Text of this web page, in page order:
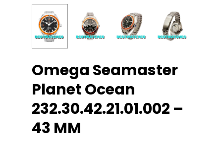
Omega Seamaster
Planet Ocean
232.30.42.21.01.002 –
43 MM